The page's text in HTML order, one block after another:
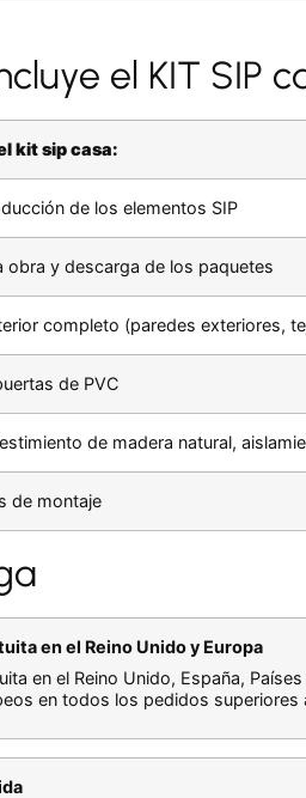
el KIT SIP
kit sip casa:
de los elementos SIP
obra y descarga de los paquetes
completo (paredes exteriores,
de PVC
de madera natural,
de montaje
en el Reino Unido y Europa
en el Reino Unido, España,
en todos los pedidos superiores